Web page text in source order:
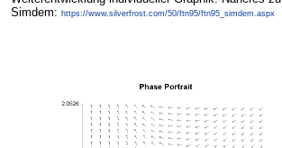
Simdem: https://www.silverfrost.com/50/ftn95/ftn95_simdem.aspx